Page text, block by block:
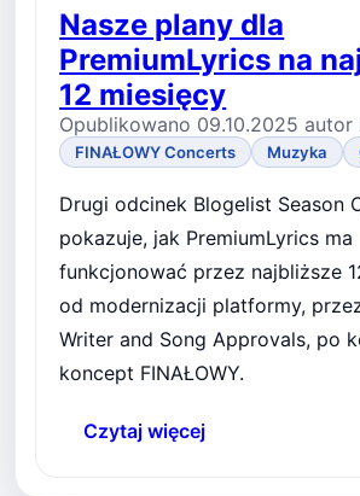
Nasze plany dla
PremiumLyrics na
12 miesięcy
Opublikowano 09.10.2025 autor
FINAŁOWY Concerts Muzyka
Drugi odcinek Blogelist Season
pokazuje, jak PremiumLyrics ma
funkcjonować przez najbliższe
od modernizacji platformy,
Writer and Song Approvals, po
koncept FINAŁOWY.
Czytaj więcej